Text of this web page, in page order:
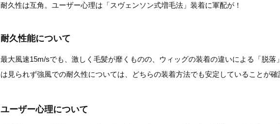
耐久性は互角。ユーザー心理は「スヴェンソン式増毛法」装着に軍配が！
耐久性能について
最大風速15m/sでも、激しく毛髪が靡くものの、ウィッグの装着の違いによる「脱落
は見られず強風での耐久性については、どちらの装着方法でも安定していることが
ユーザー心理について